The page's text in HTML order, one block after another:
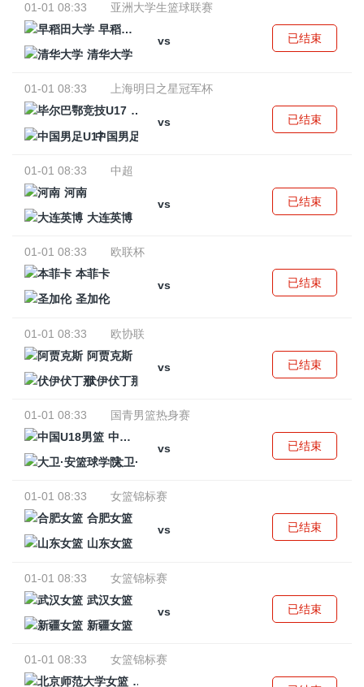
01-01 08:33
亚洲大学生篮球联赛
早稻田大学
vs
清华大学
已结束
01-01 08:33
上海明日之星冠军杯
毕尔巴鄂竞技U17
vs
中国男足U17
已结束
01-01 08:33
中超
河南
vs
大连英博
已结束
01-01 08:33
欧联杯
本菲卡
vs
圣加伦
已结束
01-01 08:33
欧协联
阿贾克斯
vs
伏伊伏丁那
已结束
01-01 08:33
国青男篮热身赛
中国U18男篮
vs
大卫·安篮球学院
已结束
01-01 08:33
女篮锦标赛
合肥女篮
vs
山东女篮
已结束
01-01 08:33
女篮锦标赛
武汉女篮
vs
新疆女篮
已结束
01-01 08:33
女篮锦标赛
北京师范大学女篮